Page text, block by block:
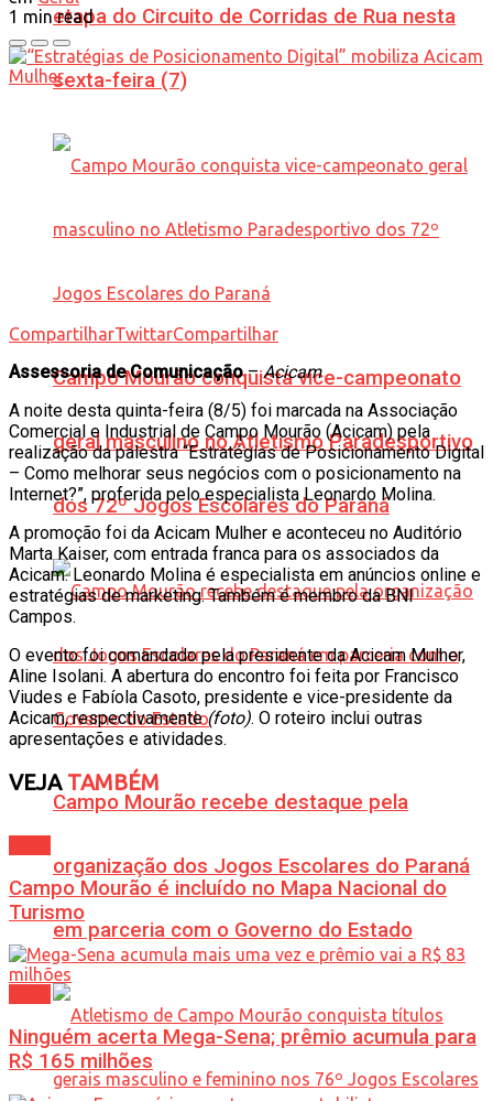
etapa do Circuito de Corridas de Rua nesta
sexta-feira (7)
Campo Mourão conquista vice-campeonato
geral masculino no Atletismo Paradesportivo
dos 72º Jogos Escolares do Paraná
Campo Mourão recebe destaque pela
organização dos Jogos Escolares do Paraná
em parceria com o Governo do Estado
1 min read
CompartilharTwittarCompartilhar
Assessoria de Comunicação–Acicam
A noite desta quinta-feira (8/5) foi marcada na Associação
Comercial e Industrial de Campo Mourão (Acicam) pela
realização da palestra “Estratégias de Posicionamento Digital
– Como melhorar seus negócios com o posicionamento na
Internet?”, proferida pelo especialista Leonardo Molina.
A promoção foi da Acicam Mulher e aconteceu no Auditório
Marta Kaiser, com entrada franca para os associados da
Acicam. Leonardo Molina é especialista em anúncios online e
estratégias de marketing. Também é membro da BNI
Campos.
O evento foi comandado pela presidente da Acicam Mulher,
Aline Isolani. A abertura do encontro foi feita por Francisco
Viudes e Fabíola Casoto, presidente e vice-presidente da
Acicam, respectivamente(foto). O roteiro inclui outras
apresentações e atividades.
VEJATAMBÉM
Campo Mourão é incluído no Mapa Nacional do
Turismo
Ninguém acerta Mega-Sena; prêmio acumula para
R$ 165 milhões